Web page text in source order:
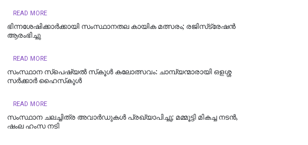
READ MORE
ഭിന്നശേഷിക്കാർക്കായി സംസ്ഥാനതല കായിക മത്സരം; രജിസ്‌ട്രേഷൻ
ആരംഭിച്ചു
READ MORE
സംസ്ഥാന സ്‌പെഷ്യല്‍ സ്‌കൂള്‍ കലോത്സവം: ചാമ്പ്യന്മാരായി ഒളശ്ശ
സര്‍ക്കാര്‍ ഹൈസ്‌കൂള്‍
READ MORE
സംസ്ഥാന ചലച്ചിത്ര അവാര്‍ഡുകൾ പ്രഖ്യാപിച്ചു; മമ്മൂട്ടി മികച്ച നടൻ,
ഷംല ഹംസ നടി